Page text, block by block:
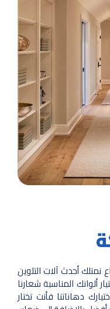
نمتلك أحدث آلات التلوين
ألوانك المناسبة شعارنا
دهاناتنا فأنت تختار